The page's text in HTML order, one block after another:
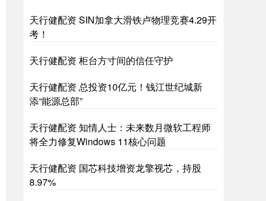
天行健配资 SIN加拿大滑铁卢物理竞赛4.29开
考！
天行健配资 柜台方寸间的信任守护
天行健配资 总投资10亿元！钱江世纪城新
添“能源总部”
天行健配资 知情人士：未来数月微软工程师
将全力修复Windows 11核心问题
天行健配资 国芯科技增资龙擎视芯，持股
8.97%